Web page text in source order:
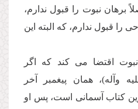
برهان نبوت را قبول ندارم،
را قبول ندارم، كه البته این
نبوت اقتضا مى كند كه اگر
وآله)، همان پیغمبر آخر
كتاب آسمانى است، پس او